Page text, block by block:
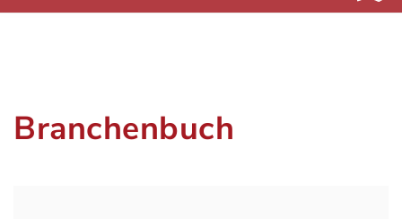
Branchenbuch